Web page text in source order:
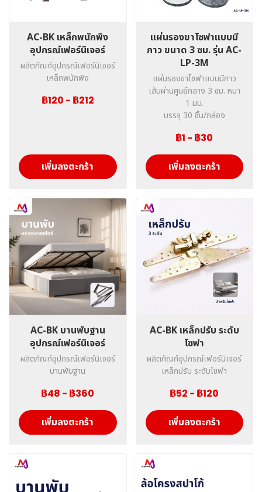
AC-BK เหล็กพนักพิง
อุปกรณ์เฟอร์นิเจอร์
ผลิตภัณฑ์อุปกรณ์เฟอร์นิเจอร์
เหล็กพนักพิง
฿120 - ฿212
เพิ่มลงตะกร้า
แผ่นรองขาโซฟาแบบมี
กาว ขนาด 3 ซม. รุ่น AC-
LP-3M
แผ่นรองขาโซฟาแบบมีกาว
เส้นผ่านศูนย์กลาง 3 ซม. หนา
1 มม.
บรรจุ 30 ชิ้น/กล่อง
฿1 - ฿30
เพิ่มลงตะกร้า
AC-BK บานพับฐาน
อุปกรณ์เฟอร์นิเจอร์
ผลิตภัณฑ์อุปกรณ์เฟอร์นิเจอร์
บานพับฐาน
฿48 - ฿360
เพิ่มลงตะกร้า
AC-BK เหล็กปรับ ระดับ
โซฟา
ผลิตภัณฑ์อุปกรณ์เฟอร์นิเจอร์
เหล็กปรับ ระดับโซฟา
฿52 - ฿120
เพิ่มลงตะกร้า